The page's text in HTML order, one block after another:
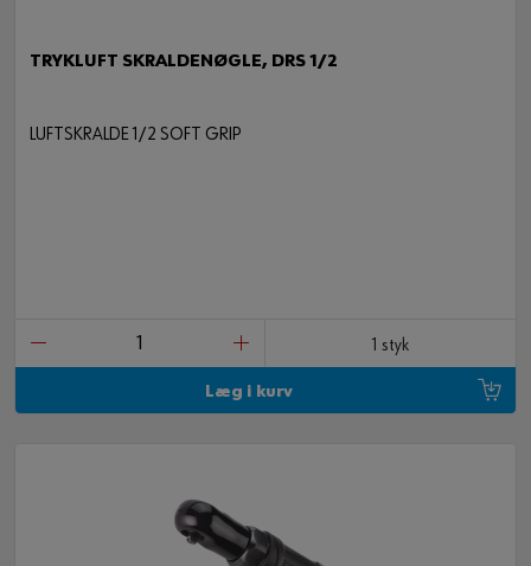
TRYKLUFT SKRALDENØGLE, DRS 1/2
LUFTSKRALDE 1/2 SOFT GRIP
1 styk
Læg i kurv